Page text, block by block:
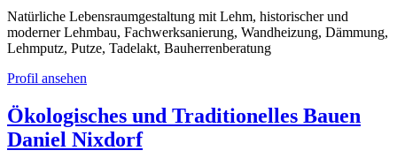
Natürliche Lebensraumgestaltung mit Lehm, historischer und
moderner Lehmbau, Fachwerksanierung, Wandheizung, Dämmung,
Lehmputz, Putze, Tadelakt, Bauherrenberatung
Profil ansehen
Ökologisches und Traditionelles Bauen
Daniel Nixdorf